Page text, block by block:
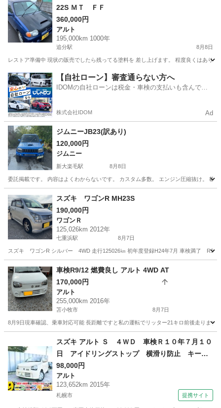
22S ＭＴ ＦＦ
360,000円
アルト
195,000km 1000年
追分駅 8月8日
レストア準備中 現状の販売でしたら残ってる塗料を 差し上げます。 程度良くはあり
北海道 勇払郡 追分駅 アルト アルトワークス
【自社ローン】審査通らない方へ
IDOMの自社ローンは税金・車検の支払いも含んでい
株式会社IDOM Ad
ジムニーJB23(訳あり)
120,000円
ジムニー
新大楽毛駅 8月8日
委託掲載です。 内容はよくわからないです。 カスタム多数。 エンジン圧縮抜け。 載
北海道 釧路市 新大楽毛駅
スズキ ワゴンR MH23S
190,000円
ワゴンＲ
125,026km 2012年
七重浜駅 8月7日
スズキ ワゴンR シルバー 4WD 走行125026㎞ 初年度登録H24年7月 車検満了 R9年
北海道 函館市 七重浜駅 ワゴンＲ
車検R9/12 燃費良し アルト 4WD AT
170,000円
アルト
255,000km 2016年
苫小牧市 8月7日
8月9日現車確認、乗車対応可能 長距離ですと私の運転でリッター21キロ前後走りま
エンジン
スズキ アルト Ｓ ４ＷＤ 車検Ｒ１０年７月１０
日 アイドリングストップ 横滑り防止 キーレ
ス オートマ 両側シートヒーター 純正オーデ
ィオ 交換不要タイミングチェーン ＡＢＳ 修
復歴無 （検10.7）
98,000円
アルト
123,652km 2015年
札幌市 提携サイト